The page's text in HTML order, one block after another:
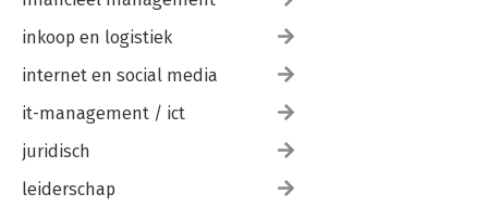
inkoop en logistiek
internet en social media
it-management / ict
juridisch
leiderschap